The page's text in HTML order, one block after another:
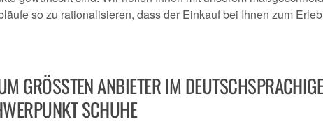
so zu rationalisieren, dass der Einkauf bei Ihnen zum
ANBIETER IM
SCHUHE